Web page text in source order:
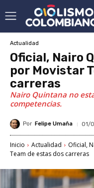
Actualidad
Oficial, Nairo
por Movistar
carreras
Nairo Quintana no
competencias.
Por Felipe Umaña 01/
Inicio Actualidad
Oficial,
Team de estas dos carreras